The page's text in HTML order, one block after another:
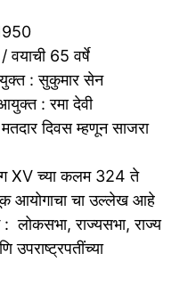
वयाची 65 वर्षे
: सुकुमार सेन
: रमा देवी
मतदार दिवस म्हणून साजरा
XV च्या कलम 324 ते
आयोगाचा चा उल्लेख आहे
लोकसभा, राज्यसभा, राज्य
उपराष्ट्रपतींच्या